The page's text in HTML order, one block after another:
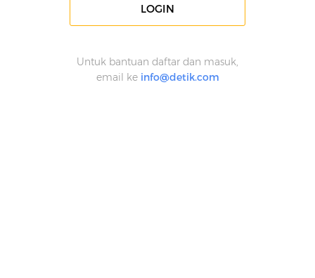
LOGIN
Untuk bantuan daftar dan masuk,
email ke info@detik.com